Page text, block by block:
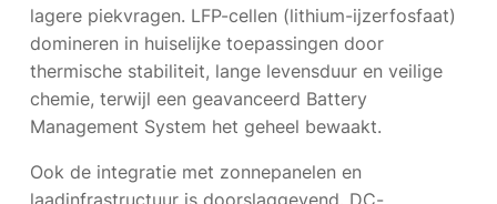
lagere piekvragen. LFP-cellen (lithium-ijzerfosfaat)
domineren in huiselijke toepassingen door
thermische stabiliteit, lange levensduur en veilige
chemie, terwijl een geavanceerd Battery
Management System het geheel bewaakt.
Ook de integratie met zonnepanelen en
laadinfrastructuur is doorslaggevend. DC-